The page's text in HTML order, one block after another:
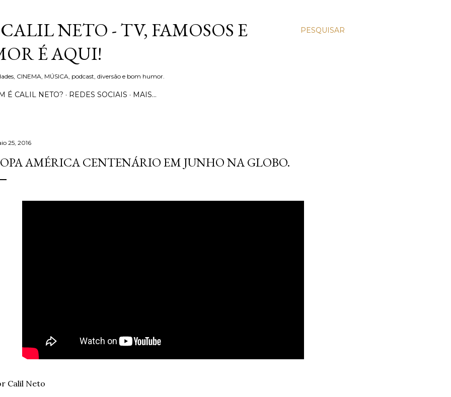
PESQUISAR
NETO - TV, FAMOSOS E
É AQUI!
CINEMA, MÚSICA, podcast, diversão e bom humor.
É CALIL NETO? REDES SOCIAIS MAIS…
25, 2016
AMÉRICA CENTENÁRIO EM JUNHO NA GLOBO.
Calil Neto